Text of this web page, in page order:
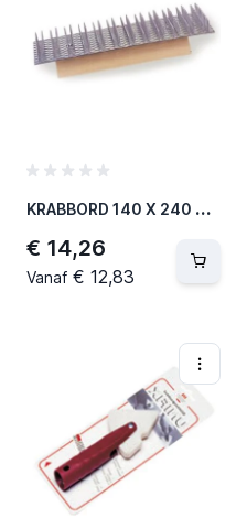
K
RABBORD 140 X 240 MM / 240 PUNTEN VAN 15 MM (6 PER OVERDOOS)
€ 14,26
Vanaf € 12,83